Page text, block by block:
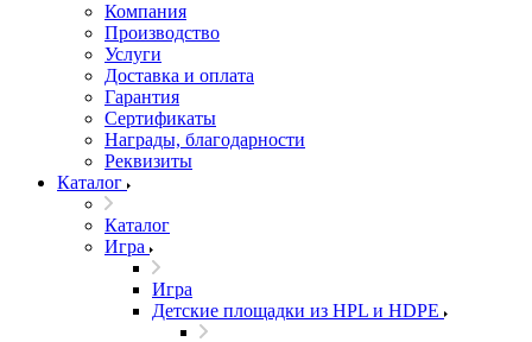
Компания
Производство
Услуги
Доставка и оплата
Гарантия
Сертификаты
Награды, благодарности
Реквизиты
Каталог
Каталог
Игра
Игра
Детские площадки из HPL и HDPE